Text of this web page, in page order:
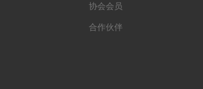
协会会员
合作伙伴